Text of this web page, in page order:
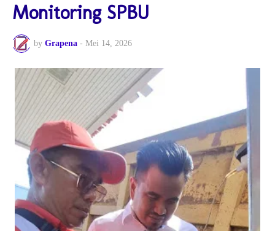
Monitoring SPBU
by Grapena - Mei 14, 2026